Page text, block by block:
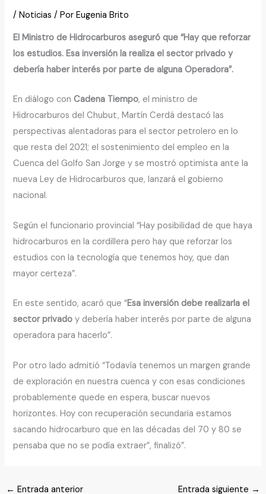
/Noticias / PorEugenia Brito
El Ministro de Hidrocarburos aseguró que “Hay que reforzar
los estudios. Esa inversión la realiza el sector privado y
debería haber interés por parte de alguna Operadora”.
En diálogo conCadena Tiempo, el ministro de
Hidrocarburos del Chubut, Martín Cerdá destacó las
perspectivas alentadoras para el sector petrolero en lo
que resta del 2021; el sostenimiento del empleo en la
Cuenca del Golfo San Jorge y se mostró optimista ante la
nueva Ley de Hidrocarburos que, lanzará el gobierno
nacional.
Según el funcionario provincial “Hay posibilidad de que haya
hidrocarburos en la cordillera pero hay que reforzar los
estudios con la tecnología que tenemos hoy, que dan
mayor certeza”.
En este sentido, acaró que “Esa inversión debe realizarla el
sector privadoy debería haber interés por parte de alguna
operadora para hacerlo”.
Por otro lado admitió “Todavía tenemos un margen grande
de exploración en nuestra cuenca y con esas condiciones
probablemente quede en espera, buscar nuevos
horizontes. Hoy con recuperación secundaria estamos
sacando hidrocarburo que en las décadas del 70 y 80 se
pensaba que no se podía extraer”, finalizó”.
← Entrada anterior Entrada siguiente →